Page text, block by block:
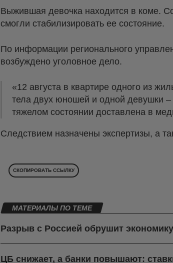
Выжившая девочка находится в коме.
смогли стабилизировать ее состояние.
По информации регионального
возбуждено уголовное дело.
«12 августа в квартире одного из
тела двух юношей и одной девушки
тяжелом состоянии доставлена в
Следствием назначены экспертизы, а
СКОПИРОВАТЬ ССЫЛКУ
МАТЕРИАЛЫ ПО ТЕМЕ
Разрыв с Россией обрушит
ЦБ снижает, а банки повышают: